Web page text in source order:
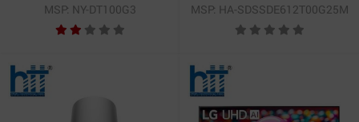
MSP: NY-DT100G3 MSP: HA-SDSSDE612T00G25M